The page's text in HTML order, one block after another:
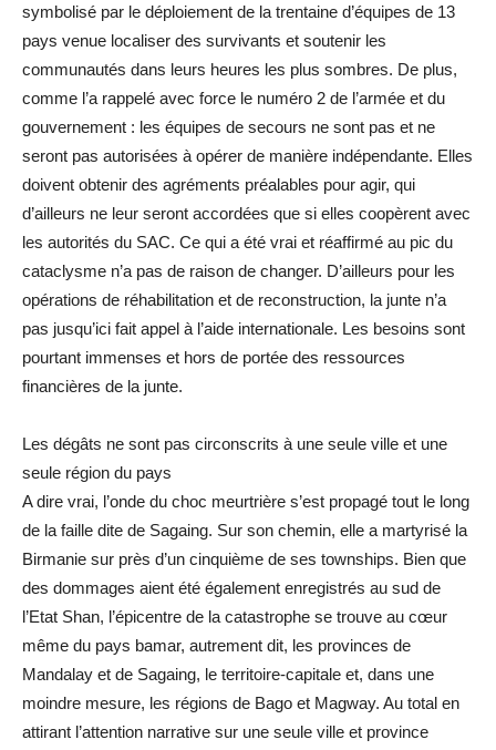
symbolisé par le déploiement de la trentaine d’équipes de 13
pays venue localiser des survivants et soutenir les
communautés dans leurs heures les plus sombres. De plus,
comme l’a rappelé avec force le numéro 2 de l’armée et du
gouvernement : les équipes de secours ne sont pas et ne
seront pas autorisées à opérer de manière indépendante. Elles
doivent obtenir des agréments préalables pour agir, qui
d’ailleurs ne leur seront accordées que si elles coopèrent avec
les autorités du SAC. Ce qui a été vrai et réaffirmé au pic du
cataclysme n’a pas de raison de changer. D’ailleurs pour les
opérations de réhabilitation et de reconstruction, la junte n’a
pas jusqu’ici fait appel à l’aide internationale. Les besoins sont
pourtant immenses et hors de portée des ressources
financières de la junte.
Les dégâts ne sont pas circonscrits à une seule ville et une
seule région du pays
A dire vrai, l’onde du choc meurtrière s’est propagé tout le long
de la faille dite de Sagaing. Sur son chemin, elle a martyrisé la
Birmanie sur près d’un cinquième de ses townships. Bien que
des dommages aient été également enregistrés au sud de
l’Etat Shan, l’épicentre de la catastrophe se trouve au cœur
même du pays bamar, autrement dit, les provinces de
Mandalay et de Sagaing, le territoire-capitale et, dans une
moindre mesure, les régions de Bago et Magway. Au total en
attirant l’attention narrative sur une seule ville et province